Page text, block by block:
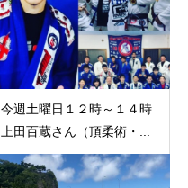
今週土曜日１２時～１４時
上田百蔵さん（頂柔術・...